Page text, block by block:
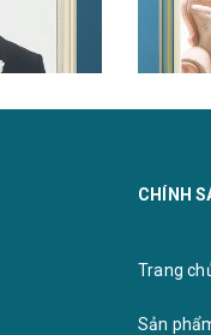
KHUNG
CHÍNH
Trang
Sản